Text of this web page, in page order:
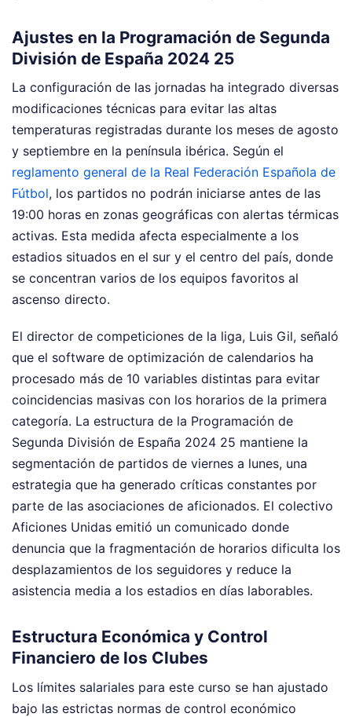
Ajustes en la Programación de Segunda
División de España 2024 25
La configuración de las jornadas ha integrado diversas
modificaciones técnicas para evitar las altas
temperaturas registradas durante los meses de agosto
y septiembre en la península ibérica. Según el
reglamento general de la Real Federación Española de
Fútbol, los partidos no podrán iniciarse antes de las
19:00 horas en zonas geográficas con alertas térmicas
activas. Esta medida afecta especialmente a los
estadios situados en el sur y el centro del país, donde
se concentran varios de los equipos favoritos al
ascenso directo.
El director de competiciones de la liga, Luis Gil, señaló
que el software de optimización de calendarios ha
procesado más de 10 variables distintas para evitar
coincidencias masivas con los horarios de la primera
categoría. La estructura de la Programación de
Segunda División de España 2024 25 mantiene la
segmentación de partidos de viernes a lunes, una
estrategia que ha generado críticas constantes por
parte de las asociaciones de aficionados. El colectivo
Aficiones Unidas emitió un comunicado donde
denuncia que la fragmentación de horarios dificulta los
desplazamientos de los seguidores y reduce la
asistencia media a los estadios en días laborables.
Estructura Económica y Control
Financiero de los Clubes
Los límites salariales para este curso se han ajustado
bajo las estrictas normas de control económico